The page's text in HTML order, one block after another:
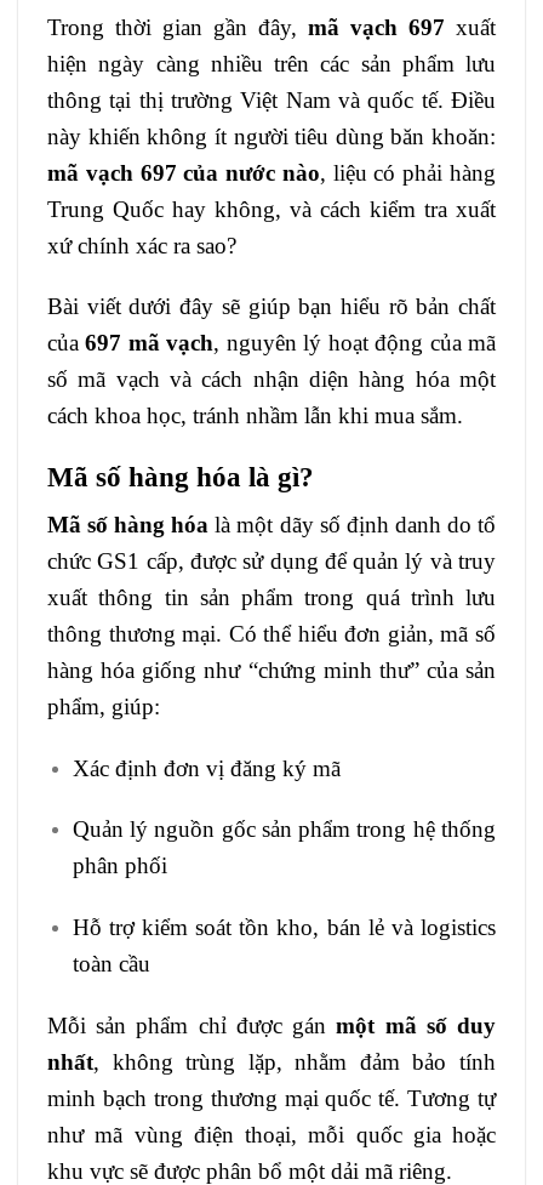
Trong thời gian gần đây, mã vạch 697 xuất
hiện ngày càng nhiều trên các sản phẩm lưu
thông tại thị trường Việt Nam và quốc tế. Điều
này khiến không ít người tiêu dùng băn khoăn:
mã vạch 697 của nước nào, liệu có phải hàng
Trung Quốc hay không, và cách kiểm tra xuất
xứ chính xác ra sao?
Bài viết dưới đây sẽ giúp bạn hiểu rõ bản chất
của697 mã vạch, nguyên lý hoạt động của mã
số mã vạch và cách nhận diện hàng hóa một
cách khoa học, tránh nhầm lẫn khi mua sắm.
Mã số hàng hóa là gì?
Mã số hàng hóa là một dãy số định danh do tổ
chức GS1 cấp, được sử dụng để quản lý và truy
xuất thông tin sản phẩm trong quá trình lưu
thông thương mại. Có thể hiểu đơn giản, mã số
hàng hóa giống như “chứng minh thư” của sản
phẩm, giúp:
Xác định đơn vị đăng ký mã
Quản lý nguồn gốc sản phẩm trong hệ thống
phân phối
Hỗ trợ kiểm soát tồn kho, bán lẻ và logistics
toàn cầu
Mỗi sản phẩm chỉ được gánmột mã số duy
nhất, không trùng lặp, nhằm đảm bảo tính
minh bạch trong thương mại quốc tế. Tương tự
như mã vùng điện thoại, mỗi quốc gia hoặc
khu vực sẽ được phân bổ một dải mã riêng.